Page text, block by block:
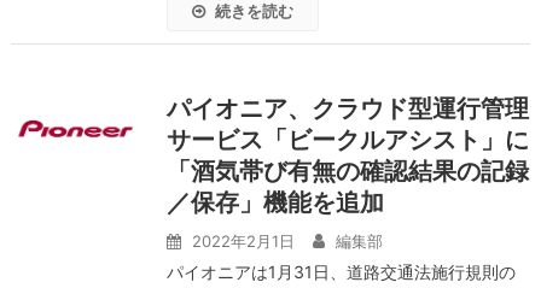
続きを読む
パイオニア、クラウド型運行管理
サービス「ビークルアシスト」に
「酒気帯び有無の確認結果の記録
／保存」機能を追加
2022年2月1日 編集部
パイオニアは1月31日、道路交通法施行規則の